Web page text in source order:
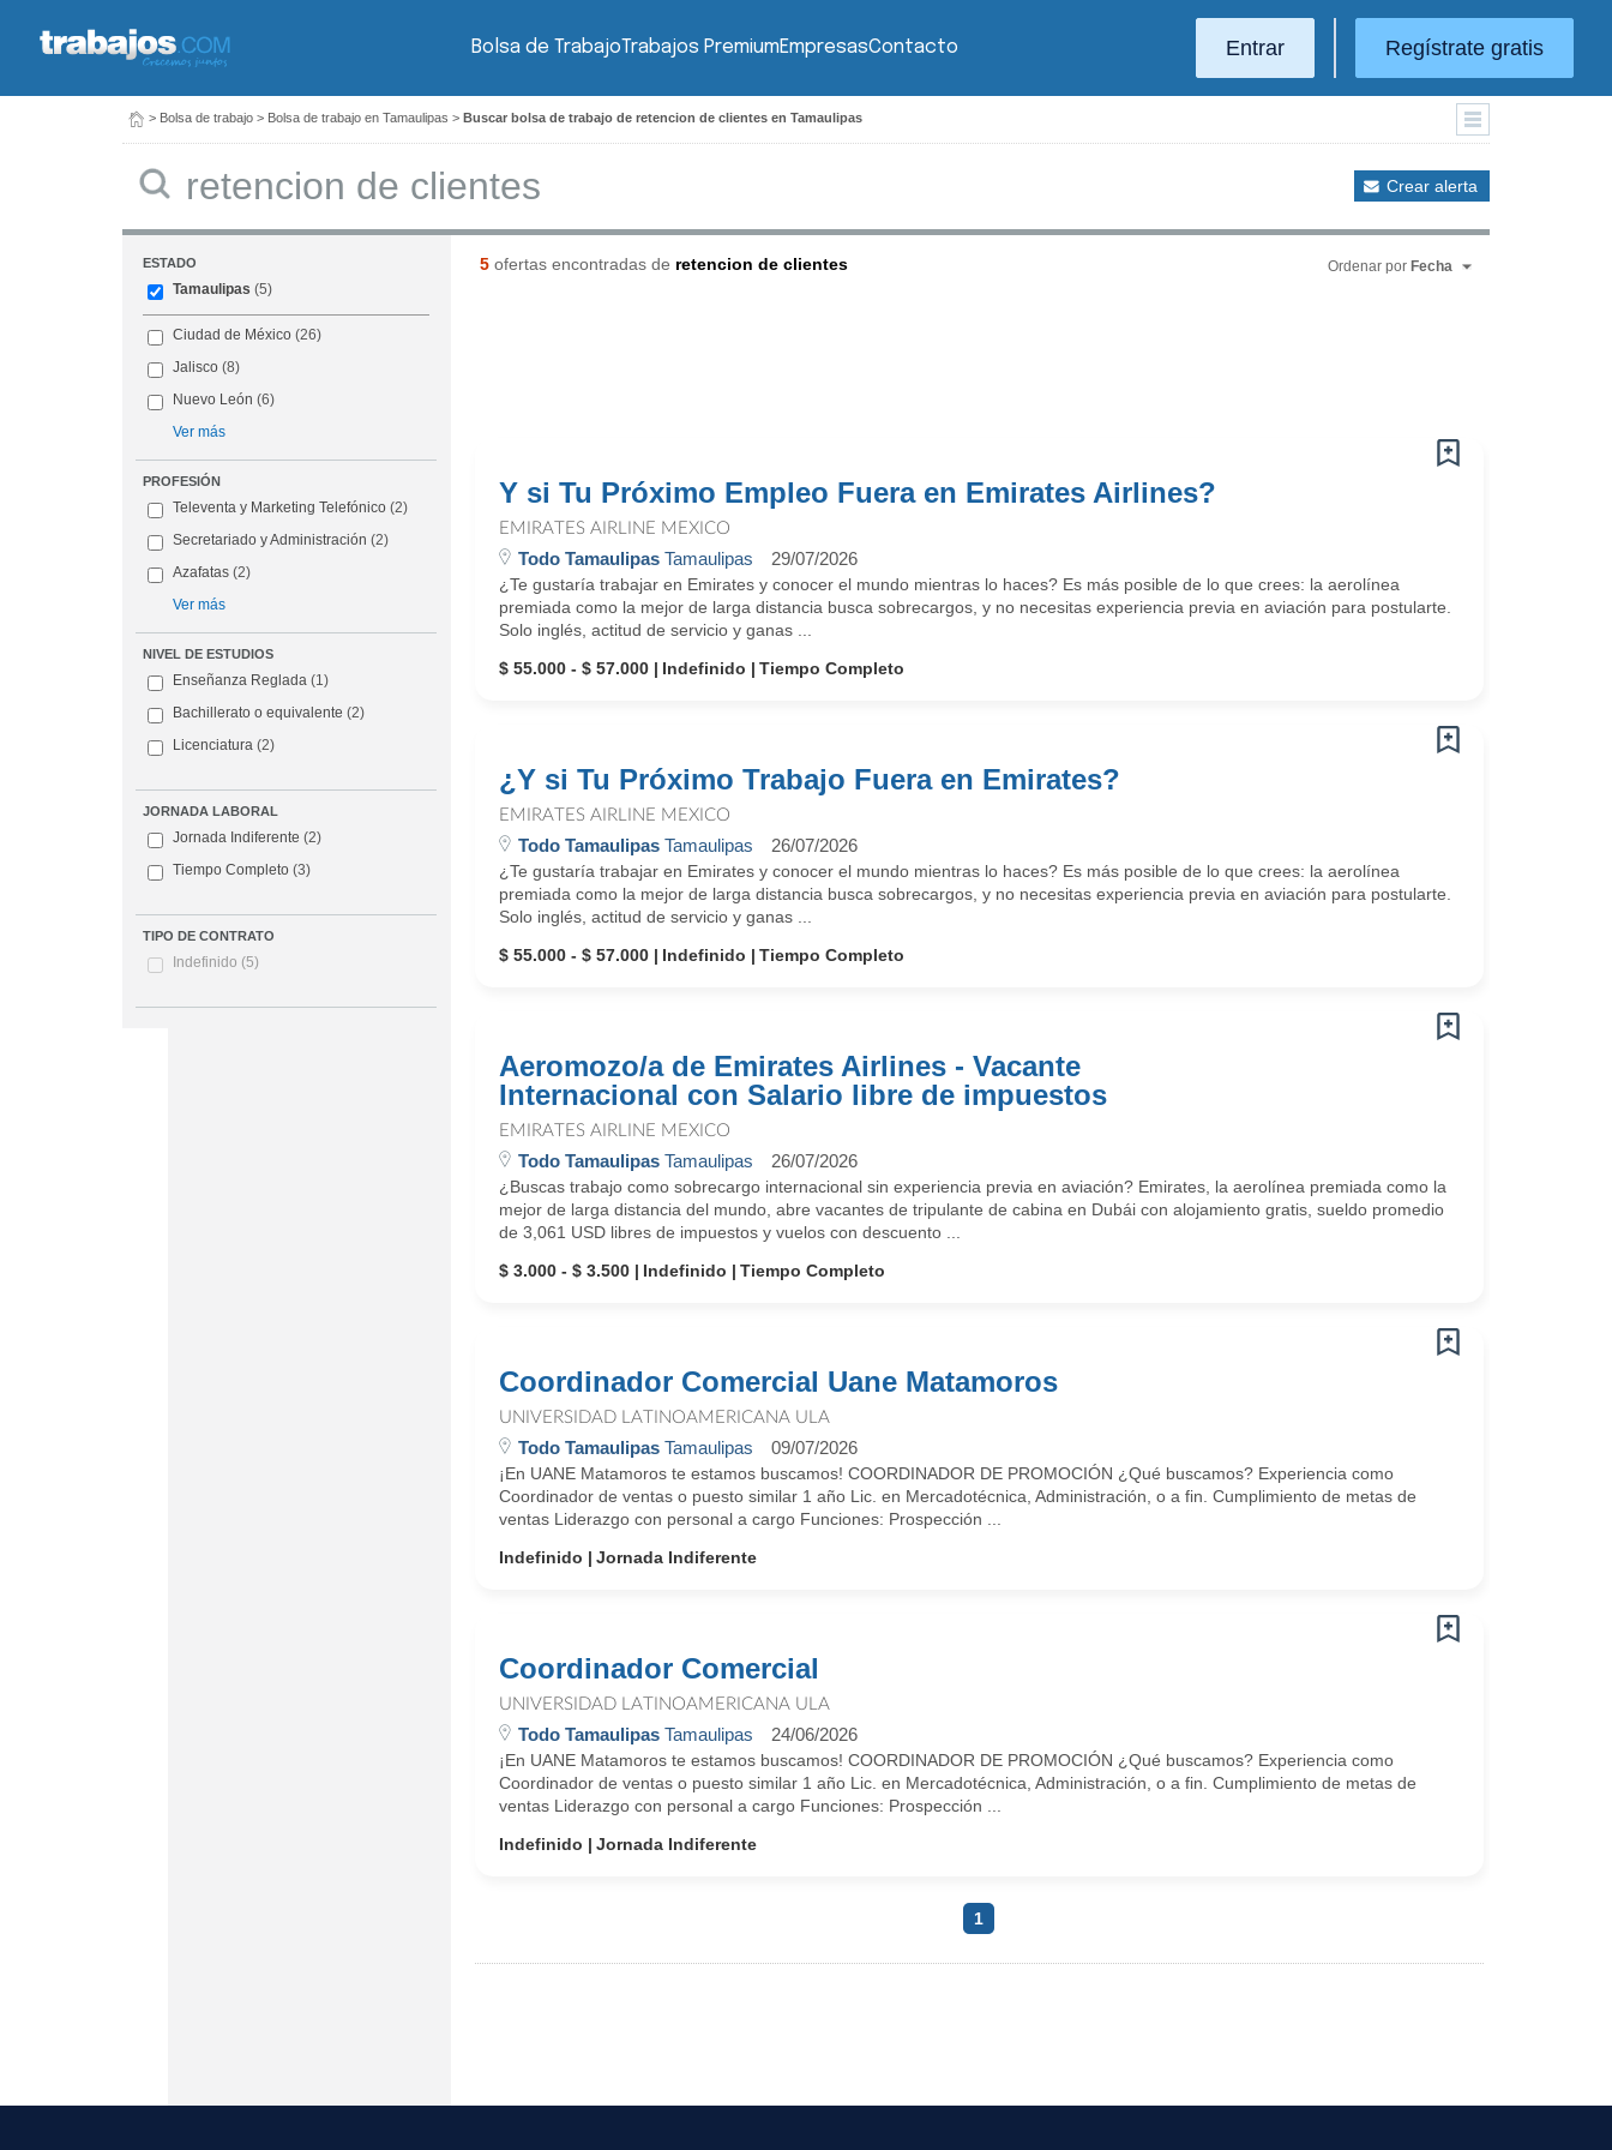
Bolsa de TrabajoTrabajos PremiumEmpresasContacto Entrar Regístrate gratis
> Bolsa de trabajo > Bolsa de trabajo en Tamaulipas > Buscar bolsa de trabajo de retencion de clientes en Tamaulipas
Crear alerta
ESTADO
Tamaulipas (5)
Ciudad de México (26)
Jalisco (8)
Nuevo León (6)
Ver más
PROFESIÓN
Televenta y Marketing Telefónico (2)
Secretariado y Administración (2)
Azafatas (2)
Ver más
NIVEL DE ESTUDIOS
Enseñanza Reglada (1)
Bachillerato o equivalente (2)
Licenciatura (2)
JORNADA LABORAL
Jornada Indiferente (2)
Tiempo Completo (3)
TIPO DE CONTRATO
Indefinido (5)
5ofertas encontradas de retencion de clientes Ordenar por Fecha
Y si Tu Próximo Empleo Fuera en Emirates Airlines?
EMIRATES AIRLINE MEXICO
Todo TamaulipasTamaulipas 29/07/2026
¿Te gustaría trabajar en Emirates y conocer el mundo mientras lo haces? Es más posible de lo que crees: la aerolínea
premiada como la mejor de larga distancia busca sobrecargos, y no necesitas experiencia previa en aviación para postularte.
Solo inglés, actitud de servicio y ganas ...
$ 55.000 - $ 57.000
Indefinido Tiempo Completo
¿Y si Tu Próximo Trabajo Fuera en Emirates?
EMIRATES AIRLINE MEXICO
Todo TamaulipasTamaulipas 26/07/2026
¿Te gustaría trabajar en Emirates y conocer el mundo mientras lo haces? Es más posible de lo que crees: la aerolínea
premiada como la mejor de larga distancia busca sobrecargos, y no necesitas experiencia previa en aviación para postularte.
Solo inglés, actitud de servicio y ganas ...
$ 55.000 - $ 57.000
Indefinido Tiempo Completo
Aeromozo/a de Emirates Airlines - Vacante
Internacional con Salario libre de impuestos
EMIRATES AIRLINE MEXICO
Todo TamaulipasTamaulipas 26/07/2026
¿Buscas trabajo como sobrecargo internacional sin experiencia previa en aviación? Emirates, la aerolínea premiada como la
mejor de larga distancia del mundo, abre vacantes de tripulante de cabina en Dubái con alojamiento gratis, sueldo promedio
de 3,061 USD libres de impuestos y vuelos con descuento ...
$ 3.000 - $ 3.500
Indefinido Tiempo Completo
Coordinador Comercial Uane Matamoros
UNIVERSIDAD LATINOAMERICANA ULA
Todo TamaulipasTamaulipas 09/07/2026
¡En UANE Matamoros te estamos buscamos! COORDINADOR DE PROMOCIÓN ¿Qué buscamos? Experiencia como
Coordinador de ventas o puesto similar 1 año Lic. en Mercadotécnica, Administración, o a fin. Cumplimiento de metas de
ventas Liderazgo con personal a cargo Funciones: Prospección ...
Indefinido
Jornada Indiferente
Coordinador Comercial
UNIVERSIDAD LATINOAMERICANA ULA
Todo TamaulipasTamaulipas 24/06/2026
¡En UANE Matamoros te estamos buscamos! COORDINADOR DE PROMOCIÓN ¿Qué buscamos? Experiencia como
Coordinador de ventas o puesto similar 1 año Lic. en Mercadotécnica, Administración, o a fin. Cumplimiento de metas de
ventas Liderazgo con personal a cargo Funciones: Prospección ...
Indefinido
Jornada Indiferente
1